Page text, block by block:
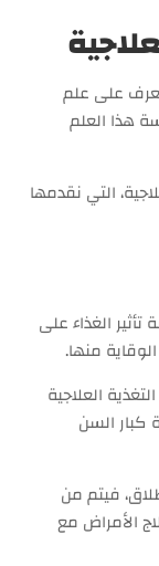
على علم
هذا العلم
التي نقدمها
الغذاء على
منها.
العلاجية
كبار السن
فيتم من
الأمراض مع